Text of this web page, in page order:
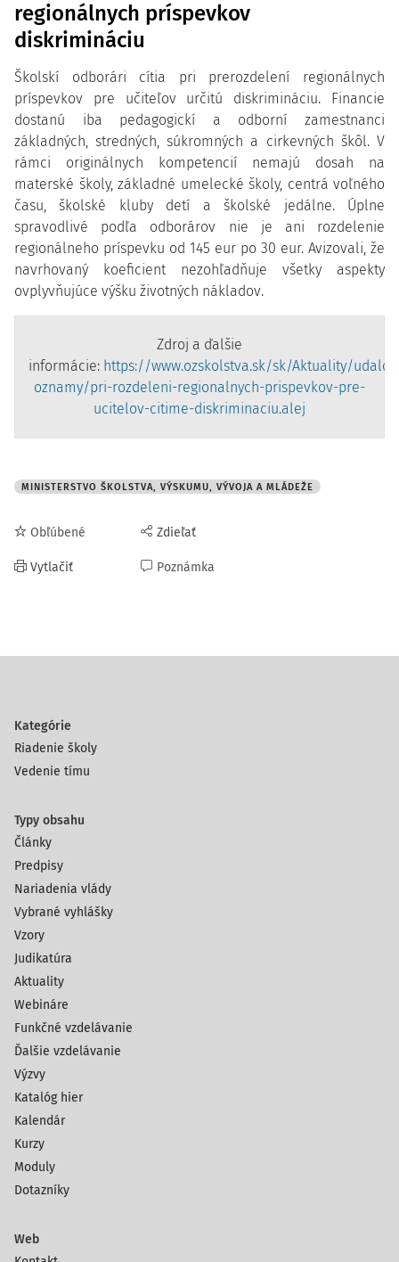
regionálnych príspevkov
diskrimináciu
Školskí odborári cítia pri prerozdelení regionálnych
príspevkov pre učiteľov určitú diskrimináciu. Financie
dostanú iba pedagogickí a odborní zamestnanci
základných, stredných, súkromných a cirkevných škôl. V
rámci originálnych kompetencií nemajú dosah na
materské školy, základné umelecké školy, centrá voľného
času, školské kluby detí a školské jedálne. Úplne
spravodlivé podľa odborárov nie je ani rozdelenie
regionálneho príspevku od 145 eur po 30 eur. Avizovali, že
navrhovaný koeficient nezohľadňuje všetky aspekty
ovplyvňujúce výšku životných nákladov.
Zdroj a ďalšie
informácie: https://www.ozskolstva.sk/sk/Aktuality/
oznamy/pri-rozdeleni-regionalnych-prispevkov-pre-
ucitelov-citime-diskriminaciu.alej
MINISTERSTVO ŠKOLSTVA, VÝSKUMU, VÝVOJA A MLÁDEŽE
Obľúbené
Vytlačiť
Zdieľať
Poznámka
Kategórie
Riadenie školy
Vedenie tímu
Typy obsahu
Články
Predpisy
Nariadenia vlády
Vybrané vyhlášky
Vzory
Judikatúra
Aktuality
Webináre
Funkčné vzdelávanie
Ďalšie vzdelávanie
Výzvy
Katalóg hier
Kalendár
Kurzy
Moduly
Dotazníky
Web